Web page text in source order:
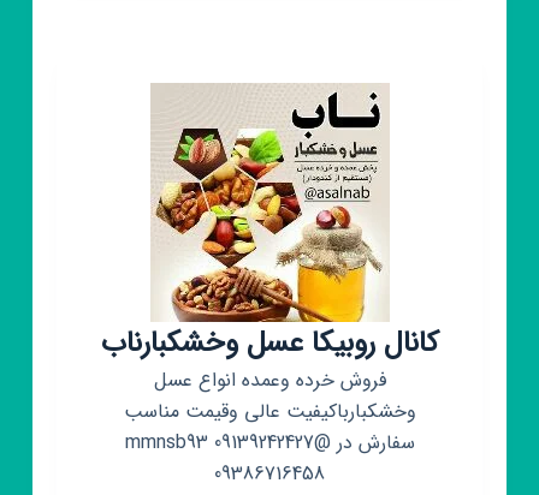
کانال روبیکا عسل وخشکبارناب
فروش خرده وعمده انواع عسل
وخشکبارباکیفیت عالی وقیمت مناسب
سفارش در @mmnsb93 09139242427
09386716458